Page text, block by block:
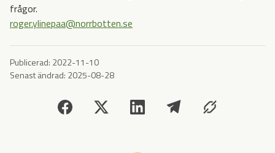
frågor.
roger.ylinepaa@norrbotten.se
Publicerad: 2022-11-10
Senast ändrad: 2025-08-28